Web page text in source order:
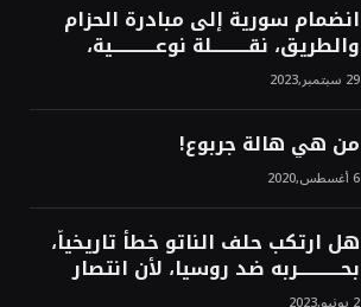
انضمام سورية إلى مبادرة الحزام
والطريق، نقــــــــــلة نوعــــــــــــية،
استراتيجية، تاريخية، نهائية، نحو
الشرق!محمد محسن29 سبتمبر,2023
من هي هالة جربوع!
6 أغسطس,2020
هل ارتكب حلف الناتو خطأً تاريخياً،
بحــــــــــــربه ضد روسيا، لأن انتصار
روسيا الحتمي، سيفتت الناتو!محمد